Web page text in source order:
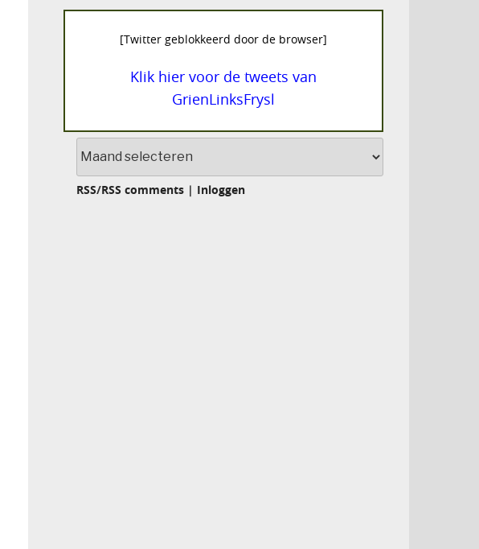
[Twitter geblokkeerd door de browser]
Klik hier voor de tweets van
GrienLinksFrysl
RSS/RSS comments| Inloggen